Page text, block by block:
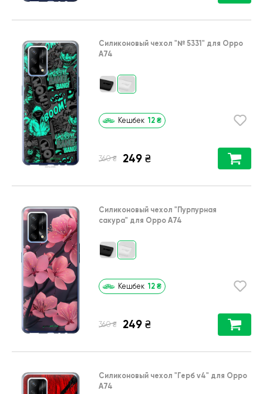
Силиконовый чехол "№ 5331" для Oppo
A74
Кешбек 12 ₴
360 ₴ 249 ₴
Силиконовый чехол "Пурпурная
сакура" для Oppo A74
Кешбек 12 ₴
360 ₴ 249 ₴
Силиконовый чехол "Герб v4" для Oppo
A74